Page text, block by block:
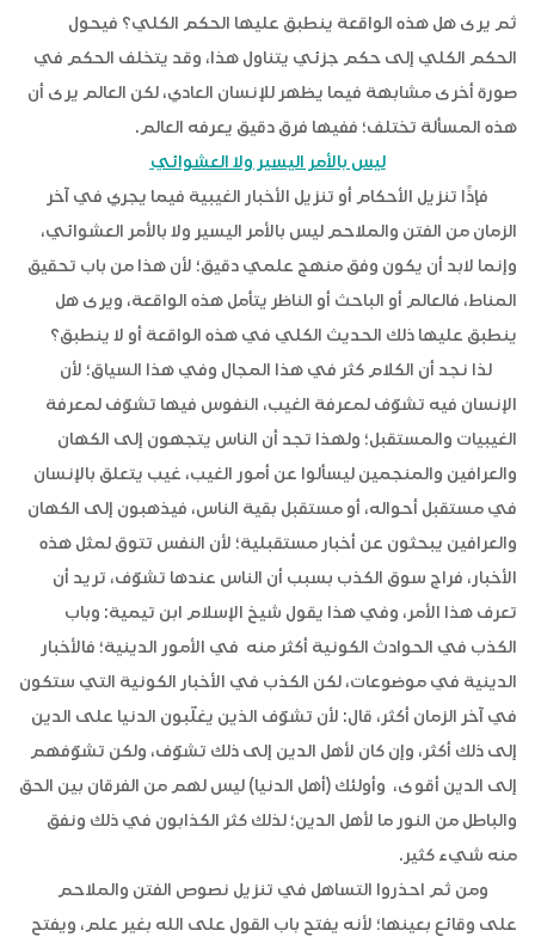
ثم يرى هل هذه الواقعة ينطبق عليها الحكم الكلي؟ فيحول
الحكم الكلي إلى حكم جزئي يتناول هذا، وقد يتخلف الحكم في
صورة أخرى مشابهة فيما يظهر للإنسان العادي، لكن العالم يرى أن
هذه المسألة تختلف؛ ففيها فرق دقيق يعرفه العالم.
ليس بالأمر اليسير ولا العشوائي
فإذًا تنزيل الأحكام أو تنزيل الأخبار الغيبية فيما يجري في آخر
الزمان من الفتن والملاحم ليس بالأمر اليسير ولا بالأمر العشوائي،
وإنما لابد أن يكون وفق منهج علمي دقيق؛ لأن هذا من باب تحقيق
المناط، فالعالم أو الباحث أو الناظر يتأمل هذه الواقعة، ويرى هل
ينطبق عليها ذلك الحديث الكلي في هذه الواقعة أو لا ينطبق؟
لذا نجد أن الكلام كثر في هذا المجال وفي هذا السياق؛ لأن
الإنسان فيه تشوّف لمعرفة الغيب، النفوس فيها تشوّف لمعرفة
الغيبيات والمستقبل؛ ولهذا تجد أن الناس يتجهون إلى الكهان
والعرافين والمنجمين ليسألوا عن أمور الغيب، غيب يتعلق بالإنسان
في مستقبل أحواله، أو مستقبل بقية الناس، فيذهبون إلى الكهان
والعرافين يبحثون عن أخبار مستقبلية؛ لأن النفس تتوق لمثل هذه
الأخبار، فراج سوق الكذب بسبب أن الناس عندها تشوّف، تريد أن
تعرف هذا الأمر، وفي هذا يقول شيخ الإسلام ابن تيمية: وباب
الكذب في الحوادث الكونية أكثر منه في الأمور الدينية؛ فالأخبار
الدينية في موضوعات، لكن الكذب في الأخبار الكونية التي ستكون
في آخر الزمان أكثر، قال: لأن تشوّف الذين يغلّبون الدنيا على الدين
إلى ذلك أكثر، وإن كان لأهل الدين إلى ذلك تشوّف، ولكن تشوّفهم
إلى الدين أقوى، وأولئك (أهل الدنيا) ليس لهم من الفرقان بين الحق
والباطل من النور ما لأهل الدين؛ لذلك كثر الكذابون في ذلك ونفق
منه شيء كثير.
ومن ثم احذروا التساهل في تنزيل نصوص الفتن والملاحم
على وقائع بعينها؛ لأنه يفتح باب القول على الله بغير علم، ويفتح